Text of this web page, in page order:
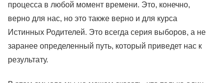
процесса в любой момент времени. Это, конечно,
верно для нас, но это также верно и для курса
Истинных Родителей. Это всегда серия выборов, а не
заранее определенный путь, который приведет нас к
результату.